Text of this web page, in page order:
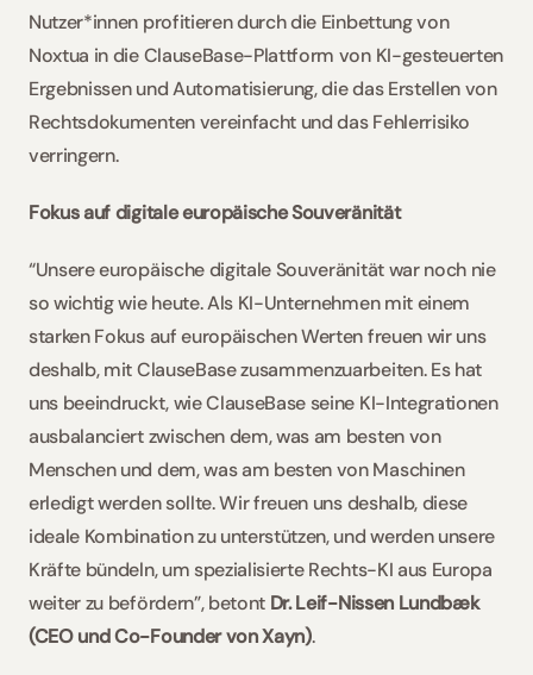
Nutzer*innen profitieren durch die Einbettung von
Noxtua in die ClauseBase-Plattform von KI-gesteuerten
Ergebnissen und Automatisierung, die das Erstellen von
Rechtsdokumenten vereinfacht und das Fehlerrisiko
verringern.
Fokus auf digitale europäische Souveränität
“Unsere europäische digitale Souveränität war noch nie
so wichtig wie heute. Als KI-Unternehmen mit einem
starken Fokus auf europäischen Werten freuen wir uns
deshalb, mit ClauseBase zusammenzuarbeiten. Es hat
uns beeindruckt, wie ClauseBase seine KI-Integrationen
ausbalanciert zwischen dem, was am besten von
Menschen und dem, was am besten von Maschinen
erledigt werden sollte. Wir freuen uns deshalb, diese
ideale Kombination zu unterstützen, und werden unsere
Kräfte bündeln, um spezialisierte Rechts-KI aus Europa
weiter zu befördern”, betont Dr. Leif-Nissen Lundbæk
(CEO und Co-Founder von Xayn).